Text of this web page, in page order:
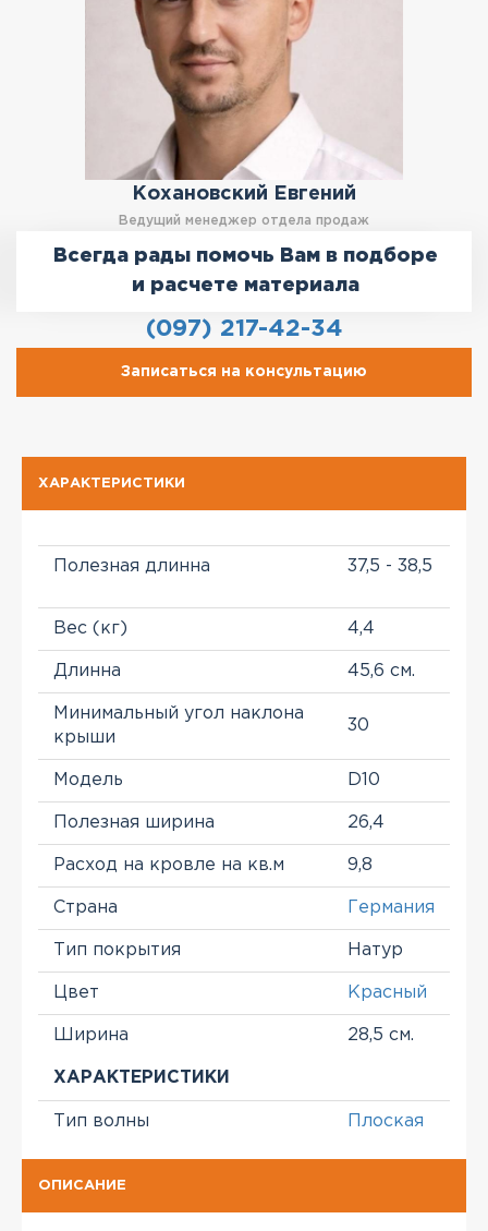
Кохановский Евгений
Ведущий менеджер отдела продаж
Всегда рады помочь Вам в подборе
и расчете материала
(097) 217-42-34
Записаться на консультацию
ХАРАКТЕРИСТИКИ
Полезная длинна 37,5 - 38,5
Вес (кг) 4,4
Длинна 45,6 см.
Минимальный угол наклона
крыши
30
Модель D10
Полезная ширина 26,4
Расход на кровле на кв.м 9,8
Страна Германия
Тип покрытия Натур
Цвет Красный
Ширина 28,5 см.
ХАРАКТЕРИСТИКИ
Тип волны Плоская
ОПИСАНИЕ